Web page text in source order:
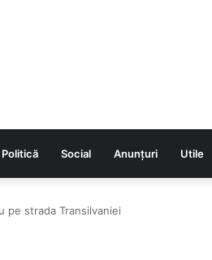
Politică Social Anunțuri Utile
pe strada Transilvaniei